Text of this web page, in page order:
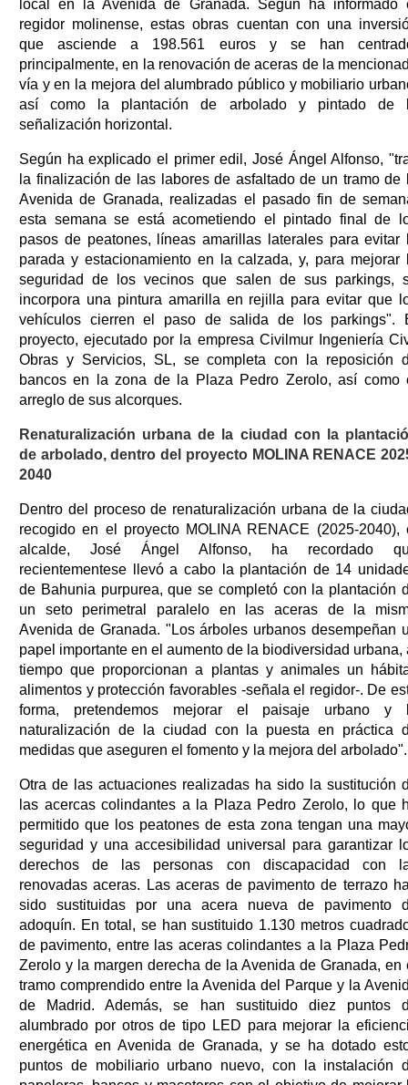
local en la Avenida de Granada. Según ha informado
regidor molinense, estas obras cuentan con una
que asciende a 198.561 euros y se han
principalmente, en la renovación de aceras de la
vía y en la mejora del alumbrado público y mobiliario
así como la plantación de arbolado y pintado de
señalización horizontal.
Según ha explicado el primer edil, José Ángel Alfonso,
la finalización de las labores de asfaltado de un tramo de
Avenida de Granada, realizadas el pasado fin de
esta semana se está acometiendo el pintado final de
pasos de peatones, líneas amarillas laterales para evitar
parada y estacionamiento en la calzada, y, para mejorar
seguridad de los vecinos que salen de sus parkings,
incorpora una pintura amarilla en rejilla para evitar que
vehículos cierren el paso de salida de los parkings".
proyecto, ejecutado por la empresa Civilmur Ingeniería
Obras y Servicios, SL, se completa con la reposición
bancos en la zona de la Plaza Pedro Zerolo, así como
arreglo de sus alcorques.
Renaturalización urbana de la ciudad con la
de arbolado, dentro del proyecto MOLINA RENACE
2040
Dentro del proceso de renaturalización urbana de la
recogido en el proyecto MOLINA RENACE (2025-2040),
alcalde, José Ángel Alfonso, ha recordado
recientementese llevó a cabo la plantación de 14
de Bahunia purpurea, que se completó con la plantación
un seto perimetral paralelo en las aceras de la
Avenida de Granada. "Los árboles urbanos desempeñan
papel importante en el aumento de la biodiversidad urbana,
tiempo que proporcionan a plantas y animales un
alimentos y protección favorables -señala el regidor-. De
forma, pretendemos mejorar el paisaje urbano y
naturalización de la ciudad con la puesta en práctica
medidas que aseguren el fomento y la mejora del arbolado".
Otra de las actuaciones realizadas ha sido la sustitución
las acercas colindantes a la Plaza Pedro Zerolo, lo que
permitido que los peatones de esta zona tengan una
seguridad y una accesibilidad universal para garantizar
derechos de las personas con discapacidad con
renovadas aceras. Las aceras de pavimento de terrazo
sido sustituidas por una acera nueva de pavimento
adoquín. En total, se han sustituido 1.130 metros
de pavimento, entre las aceras colindantes a la Plaza
Zerolo y la margen derecha de la Avenida de Granada, en
tramo comprendido entre la Avenida del Parque y la
de Madrid. Además, se han sustituido diez puntos
alumbrado por otros de tipo LED para mejorar la
energética en Avenida de Granada, y se ha dotado
puntos de mobiliario urbano nuevo, con la instalación